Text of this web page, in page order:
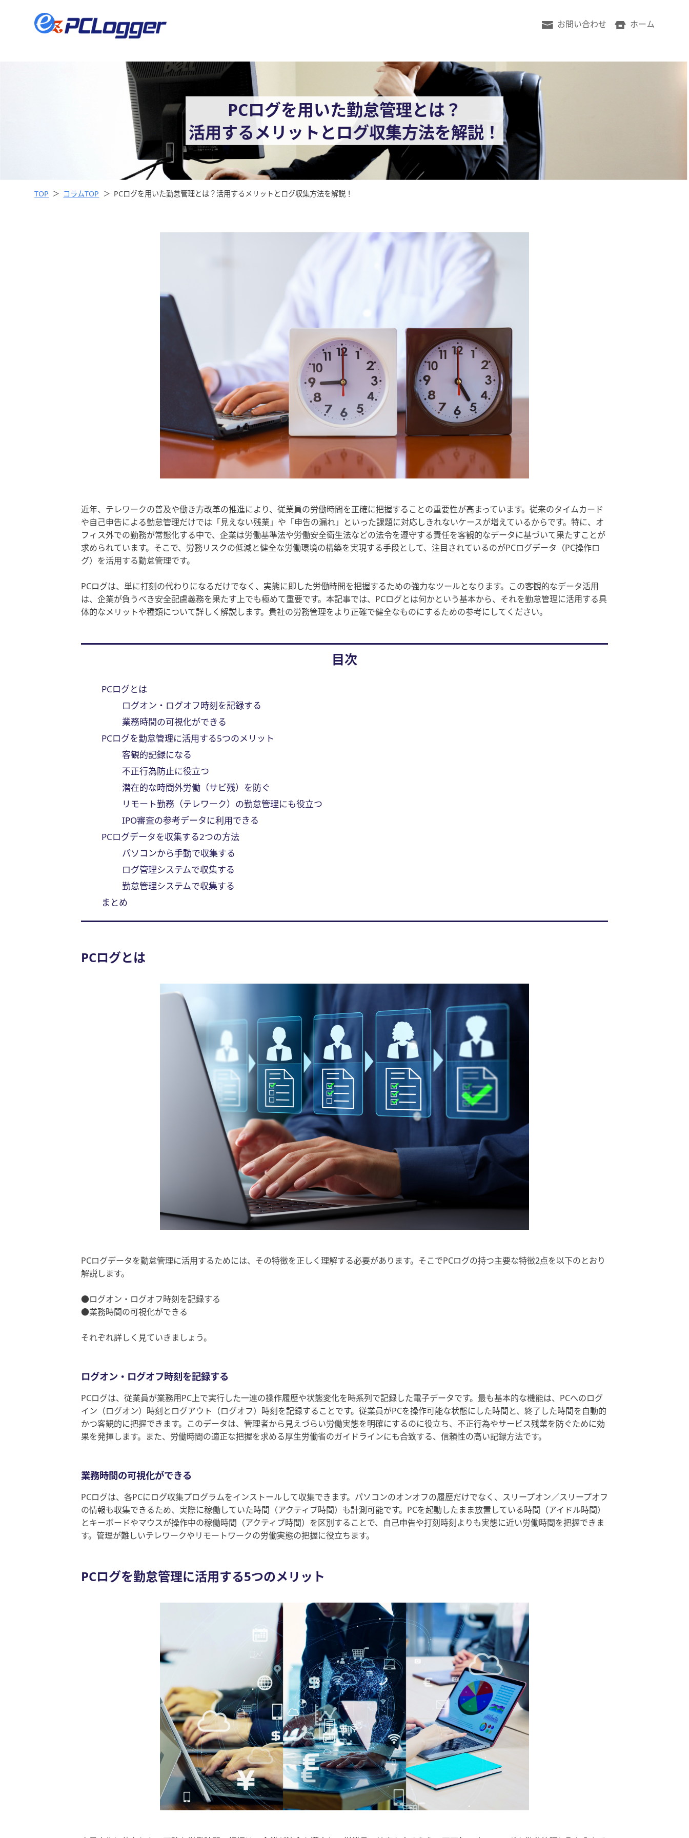
お問い合わせ ホーム
PCログを用いた勤怠管理とは？
活用するメリットとログ収集方法を解説！
TOP コラムTOP PCログを用いた勤怠管理とは？活用するメリットとログ収集方法を解説！
近年、テレワークの普及や働き方改革の推進により、従業員の労働時間を正確に把握することの重要性が高まっています。従来のタイムカード
や自己申告による勤怠管理だけでは「見えない残業」や「申告の漏れ」といった課題に対応しきれないケースが増えているからです。特に、オ
フィス外での勤務が常態化する中で、企業は労働基準法や労働安全衛生法などの法令を遵守する責任を客観的なデータに基づいて果たすことが
求められています。そこで、労務リスクの低減と健全な労働環境の構築を実現する手段として、注目されているのがPCログデータ（PC操作ロ
グ）を活用する勤怠管理です。
PCログは、単に打刻の代わりになるだけでなく、実態に即した労働時間を把握するための強力なツールとなります。この客観的なデータ活用
は、企業が負うべき安全配慮義務を果たす上でも極めて重要です。本記事では、PCログとは何かという基本から、それを勤怠管理に活用する具
体的なメリットや種類について詳しく解説します。貴社の労務管理をより正確で健全なものにするための参考にしてください。
目次
PCログとは
ログオン・ログオフ時刻を記録する
業務時間の可視化ができる
PCログを勤怠管理に活用する5つのメリット
客観的記録になる
不正行為防止に役立つ
潜在的な時間外労働（サビ残）を防ぐ
リモート勤務（テレワーク）の勤怠管理にも役立つ
IPO審査の参考データに利用できる
PCログデータを収集する2つの方法
パソコンから手動で収集する
ログ管理システムで収集する
勤怠管理システムで収集する
まとめ
PCログとは
PCログデータを勤怠管理に活用するためには、その特徴を正しく理解する必要があります。そこでPCログの持つ主要な特徴2点を以下のとおり
解説します。
●ログオン・ログオフ時刻を記録する
●業務時間の可視化ができる
それぞれ詳しく見ていきましょう。
ログオン・ログオフ時刻を記録する
PCログは、従業員が業務用PC上で実行した一連の操作履歴や状態変化を時系列で記録した電子データです。最も基本的な機能は、PCへのログ
イン（ログオン）時刻とログアウト（ログオフ）時刻を記録することです。従業員がPCを操作可能な状態にした時間と、終了した時間を自動的
かつ客観的に把握できます。このデータは、管理者から見えづらい労働実態を明確にするのに役立ち、不正行為やサービス残業を防ぐために効
果を発揮します。また、労働時間の適正な把握を求める厚生労働省のガイドラインにも合致する、信頼性の高い記録方法です。
業務時間の可視化ができる
PCログは、各PCにログ収集プログラムをインストールして収集できます。パソコンのオンオフの履歴だけでなく、スリープオン／スリープオフ
の情報も収集できるため、実際に稼働していた時間（アクティブ時間）も計測可能です。PCを起動したまま放置している時間（アイドル時間）
とキーボードやマウスが操作中の稼働時間（アクティブ時間）を区別することで、自己申告や打刻時刻よりも実態に近い労働時間を把握できま
す。管理が難しいテレワークやリモートワークの労働実態の把握に役立ちます。
PCログを勤怠管理に活用する5つのメリット